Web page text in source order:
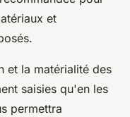
et
et la matérialité des
saisies qu'en les
permettra